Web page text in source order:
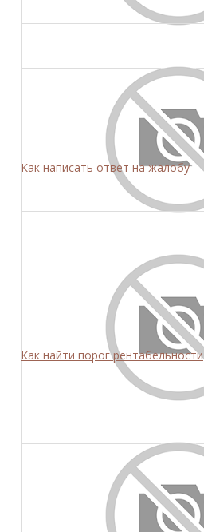
Как написать ответ на жалобу
Как найти порог рентабельности